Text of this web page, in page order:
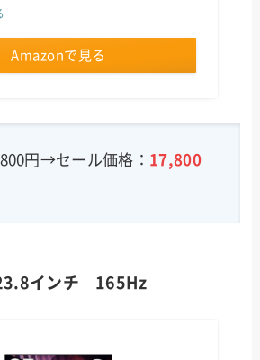
Amazonで見る
円→セール価格： 17,800
インチ 165Hz